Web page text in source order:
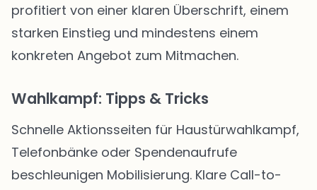
profitiert von einer klaren Überschrift, einem
starken Einstieg und mindestens einem
konkreten Angebot zum Mitmachen.
Wahlkampf: Tipps & Tricks
Schnelle Aktionsseiten für Haustürwahlkampf,
Telefonbänke oder Spendenaufrufe
beschleunigen Mobilisierung. Klare Call-to-